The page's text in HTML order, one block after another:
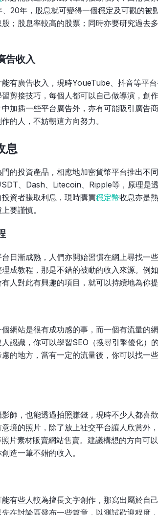
20年，股息就可變得一個穩定及可觀的被
；股息率較高的股票；同時亦要研究過去
告收入
有廣告收入，現時YoueTube、抖音等平
剪接技巧，每個人都可以自己做導演，創
加插一些平台廣告外，亦有可能吸引廣告
的人，不妨朝這方向努力。
息
的投資產品，相應地加密貨幣平台推出不
、Dash、Litecoin、Ripple等，原理是
資者賺取利息，現時購買穩定幣收息亦是
要謹慎。
日漸成熟，人們亦開始習慣在網上尋找一
成教程，那是不錯的被動的收入來源。例
人對此有興趣的項目，就可以持續地為你提
網站是很有成功感的事，而一個有流量的
認識，你可以學習SEO（搜尋引擎優化）
的地方，當有一定的流量後，你可以找一
師，也能透過拍照賺錢，現時不少人都喜
境的照片，除了放上社交平台讓人欣賞外
片素材販賣網站售賣。建議構想的方向可
造一筆不錯的收入。
有些人較為擅長文字創作，那寫出屬於自
在討論區發布一些篇章，以測試歡迎程度